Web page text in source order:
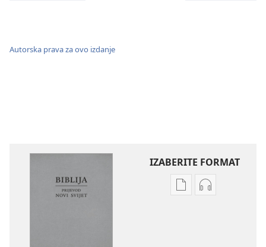
Autorska prava za ovo izdanje
IZABERITE FORMAT
PostavkePostavke